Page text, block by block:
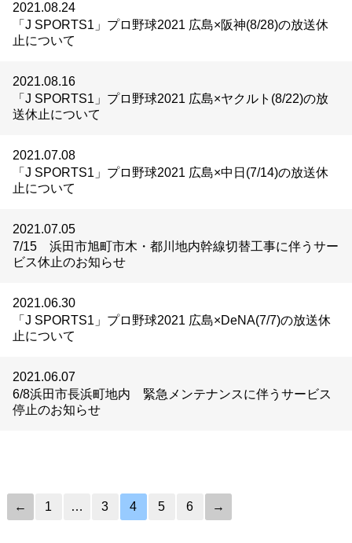
2021.08.24
「J SPORTS1」プロ野球2021 広島×阪神(8/28)の放送休
止について
2021.08.16
「J SPORTS1」プロ野球2021 広島×ヤクルト(8/22)の放
送休止について
2021.07.08
「J SPORTS1」プロ野球2021 広島×中日(7/14)の放送休
止について
2021.07.05
7/15 浜田市旭町市木・都川地内幹線切替工事に伴うサー
ビス休止のお知らせ
2021.06.30
「J SPORTS1」プロ野球2021 広島×DeNA(7/7)の放送休
止について
2021.06.07
6/8浜田市長浜町地内 緊急メンテナンスに伴うサービス
停止のお知らせ
← 1 … 3 4 5 6 →